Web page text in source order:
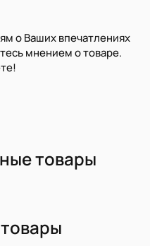
о Ваших впечатлениях
мнением о товаре.
товары